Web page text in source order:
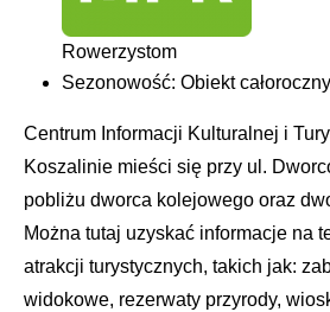
Rowerzystom
Sezonowość: Obiekt całoroczny
Centrum Informacji Kulturalnej i
Koszalinie mieści się przy ul.
pobliżu dworca kolejowego oraz
Można tutaj uzyskać informacje na
atrakcji turystycznych, takich jak:
widokowe, rezerwaty przyrody,